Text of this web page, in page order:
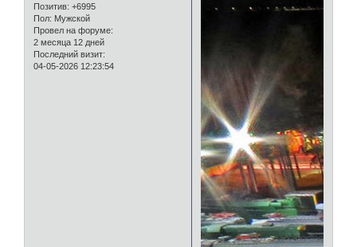
Позитив: +6995
Пол: Мужской
Провел на форуме:
2 месяца 12 дней
Последний визит:
04-05-2026 12:23:54